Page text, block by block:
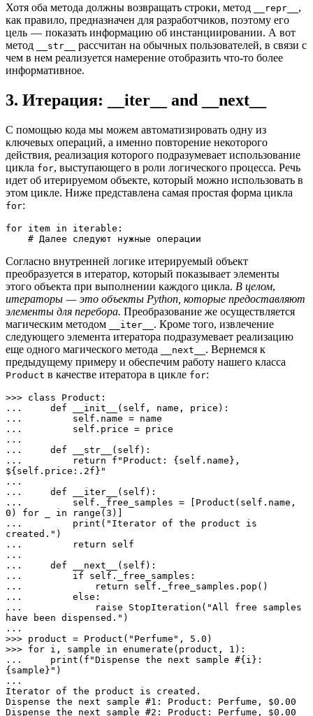
Хотя оба метода должны возвращать строки, метод __repr__ ,
как правило, предназначен для разработчиков, поэтому его
цель — показать информацию об инстанциировании. А вот
метод
__str__
рассчитан на обычных пользователей, в связи с
чем в нем реализуется намерение отобразить что-то более
информативное.
3. Итерация: __iter__ and __next__
С помощью кода мы можем автоматизировать одну из
ключевых операций, а именно повторение некоторого
действия, реализация которого подразумевает использование
цикла for, выступающего в роли логического процесса. Речь
идет об итерируемом объекте, который можно использовать в
этом цикле. Ниже представлена самая простая форма цикла
for:
for item in iterable:
    # Далее следуют нужные операции
Согласно внутренней логике итерируемый объект
преобразуется в итератор, который показывает элементы
этого объекта при выполнении каждого цикла. В целом,
итераторы — это объекты Python, которые предоставляют
элементы для перебора. Преобразование же осуществляется
магическим методом
__iter__ . Кроме того, извлечение
следующего элемента итератора подразумевает реализацию
еще одного магического метода
__next__ . Вернемся к
предыдущему примеру и обеспечим работу нашего класса
Product в качестве итератора в цикле for:
>>> class Product:
...     def __init__(self, name, price):
...         self.name = name
...         self.price = price
...
...     def __str__(self):
...         return f"Product: {self.name},
${self.price:.2f}"
...
...     def __iter__(self):
...         self._free_samples = [Product(self.name,
0) for _ in range(3)]
...         print("Iterator of the product is
created.")
...         return self
...
...     def __next__(self):
...         if self._free_samples:
...             return self._free_samples.pop()
...         else:
...             raise StopIteration("All free samples
have been dispensed.")
...
>>> product = Product("Perfume", 5.0)
>>> for i, sample in enumerate(product, 1):
...     print(f"Dispense the next sample #{i}:
{sample}")
...
Iterator of the product is created.
Dispense the next sample #1: Product: Perfume, $0.00
Dispense the next sample #2: Product: Perfume, $0.00